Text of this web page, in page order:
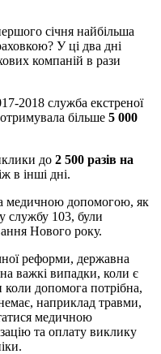
січня найбільша
У ці два дні
компаній в рази
2018 служба екстреної
більше 5 000
до 2 500 разів на
в інші дні.
медичною допомогою, як
службу 103, були
Нового року.
реформи, державна
важкі випадки, коли є
допомога потрібна,
наприклад травми,
медичною
та оплату виклику